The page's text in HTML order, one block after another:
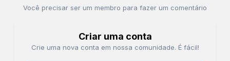
Você precisar ser um membro para fazer um comentário
Criar uma conta
Crie uma nova conta em nossa comunidade. É fácil!